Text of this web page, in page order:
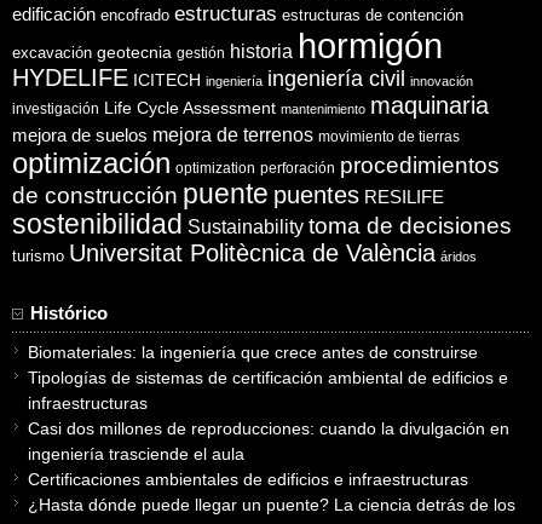
edificación encofrado estructuras estructuras de contención
excavación geotecnia gestión historia hormigón
HYDELIFE ICITECH ingeniería ingeniería civil innovación
investigación Life Cycle Assessment mantenimiento maquinaria
mejora de suelos mejora de terrenos movimiento de tierras
optimización optimization perforación procedimientos
de construcción puente puentes RESILIFE
sostenibilidad Sustainability toma de decisiones
turismo Universitat Politècnica de València áridos
Histórico
Biomateriales: la ingeniería que crece antes de construirse
Tipologías de sistemas de certificación ambiental de edificios e
infraestructuras
Casi dos millones de reproducciones: cuando la divulgación en
ingeniería trasciende el aula
Certificaciones ambientales de edificios e infraestructuras
¿Hasta dónde puede llegar un puente? La ciencia detrás de los